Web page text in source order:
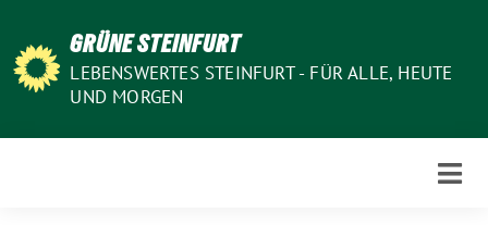
zum
Inhalt
GRÜNE STEINFURT
LEBENSWERTES STEINFURT - FÜR ALLE, HEUTE
UND MORGEN